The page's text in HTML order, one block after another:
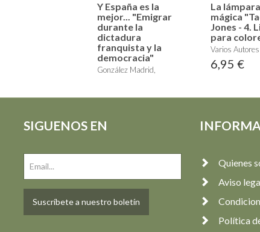
Y España es la
mejor... "Emigrar
durante la
dictadura
franquista y la
democracia"
González Madrid,
Manuel, Varios Autores
La lámpara
mágica
Jones - 4.
para
Varios Autores
6,95 €
SIGUENOS EN
Suscríbete a nuestro boletín
Quienes
Aviso
Política